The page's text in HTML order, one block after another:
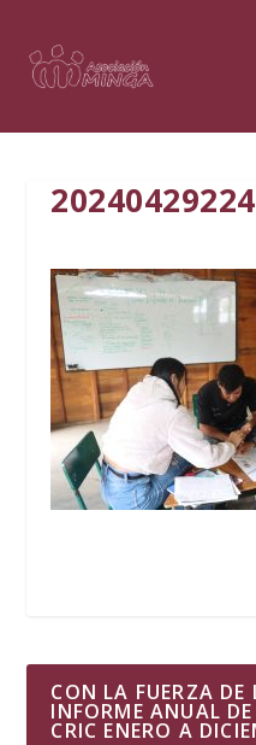
CON LA FUERZA DE
INFORME ANUAL
CRIC ENERO A